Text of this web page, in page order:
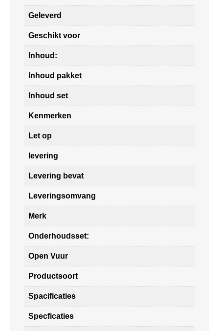
Geleverd
Geschikt voor
Inhoud:
Inhoud pakket
Inhoud set
Kenmerken
Let op
levering
Levering bevat
Leveringsomvang
Merk
Onderhoudsset:
Open Vuur
Productsoort
Spacificaties
Specficaties